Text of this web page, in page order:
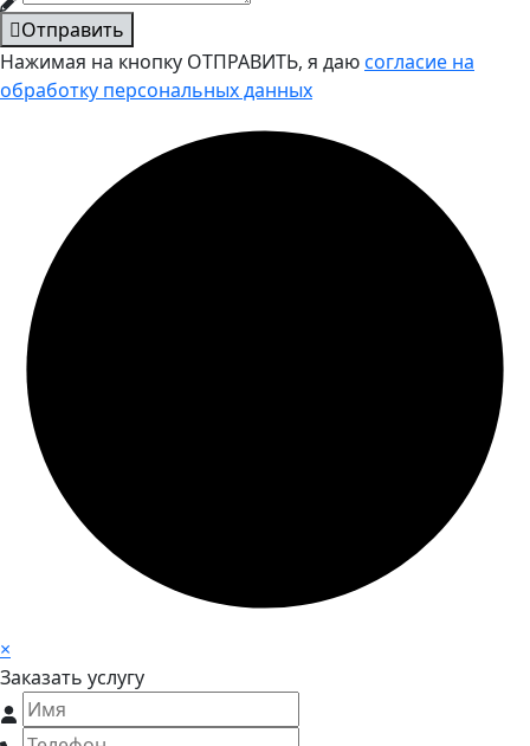
Отправить
Нажимая на кнопку ОТПРАВИТЬ, я даюсогласие на
обработку персональных данных
×
Заказать услугу